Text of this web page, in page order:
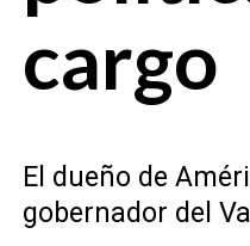
cargo
El dueño de
gobernador del